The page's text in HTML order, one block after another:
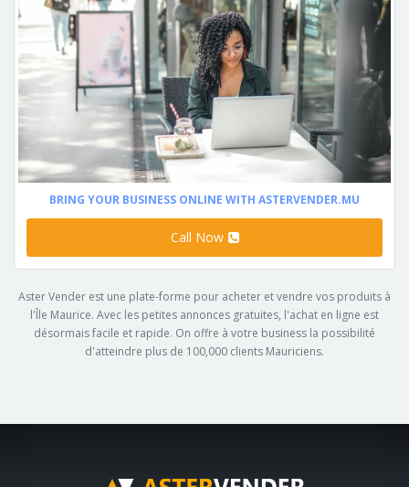
BRING YOUR BUSINESS ONLINE WITH ASTERVENDER.MU
Call Now
Aster Vender est une plate-forme pour acheter et vendre vos produits à
l'Île Maurice. Avec les petites annonces gratuites, l'achat en ligne est
désormais facile et rapide. On offre à votre business la possibilité
d'atteindre plus de 100,000 clients Mauriciens.